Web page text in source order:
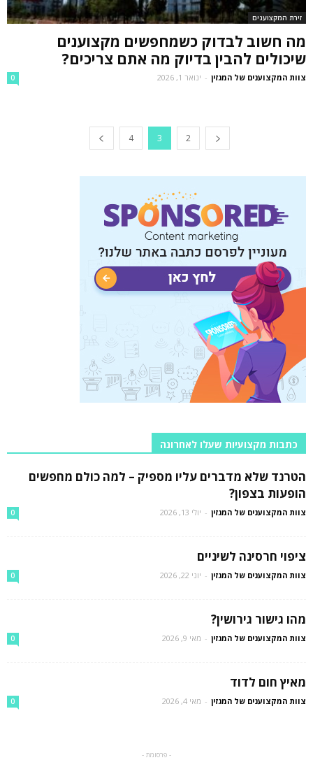
זירת המקצוענים
מה חשוב לבדוק כשמחפשים מקצוענים
שיכולים להבין בדיוק מה אתם צריכים?
צוות המקצוענים של המגזין - ינואר 1, 2026 0
2
3
4
כתבות מקצועיות שעלו לאחרונה
הטרנד שלא מדברים עליו מספיק – למה כולם מחפשים
הופעות בצפון?
צוות המקצוענים של המגזין - יולי 13, 2026 0
ציפוי חרסינה לשיניים
צוות המקצוענים של המגזין - יוני 22, 2026 0
מהו גישור גירושין?
צוות המקצוענים של המגזין - מאי 9, 2026 0
מאיץ חום לדוד
צוות המקצוענים של המגזין - מאי 4, 2026 0
- פרסומת -